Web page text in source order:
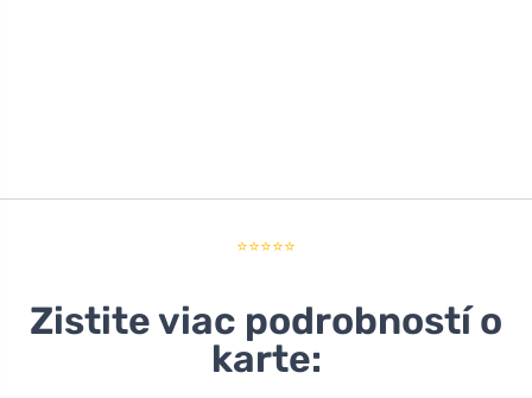
⭐⭐⭐⭐⭐
Zistite viac podrobností o
karte: